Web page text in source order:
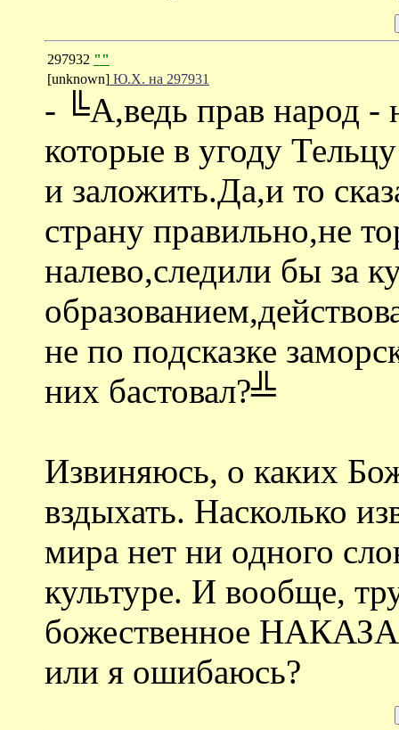
297932 ""
[unknown] Ю.Х. на 297931
- ╚А,ведь прав народ
которые в угоду
и заложить.Да,и то
страну правильно,не
налево,следили бы за
не по подсказке
них бастовал?╩
Извиняюсь, о каких
вздыхать. Насколько
мира нет ни одного
культуре. И вообще,
божественное
или я ошибаюсь?